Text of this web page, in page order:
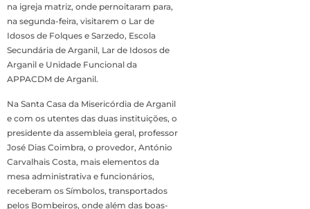
na igreja matriz, onde pernoitaram para,
na segunda-feira, visitarem o Lar de
Idosos de Folques e Sarzedo, Escola
Secundária de Arganil, Lar de Idosos de
Arganil e Unidade Funcional da
APPACDM de Arganil.
Na Santa Casa da Misericórdia de Arganil
e com os utentes das duas instituições, o
presidente da assembleia geral, professor
José Dias Coimbra, o provedor, António
Carvalhais Costa, mais elementos da
mesa administrativa e funcionários,
receberam os Símbolos, transportados
pelos Bombeiros, onde além das boas-